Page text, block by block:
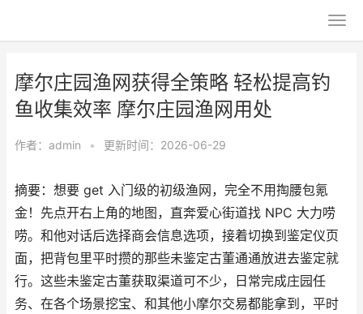
摩尔庄园渔网获得全策略 轻松提高钓
鱼收集效率 摩尔庄园渔网用处
作者： admin • 更新时间：2026-06-29
摘要：想要 get 入门级的初级渔网，完全不用掏腰包氪
金！先点开右上角的地图，直奔爱心街道找 NPC 大力唠
唠。和他对话后选择商会信息选项，接着切换到鉴定仪页
面，把背包里平时攒的那些未鉴定古董通通放进去鉴定就
行。这些未鉴定古董获取渠道可不少，日常完成庄园任
务、在各个场景挖宝、和其他小摩尔交易都能拿到，平时